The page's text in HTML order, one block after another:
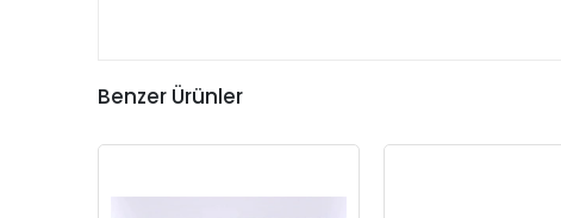
Benzer Ürünler